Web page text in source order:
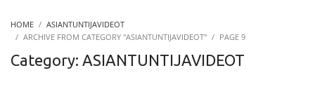
HOME
ASIANTUNTIJAVIDEOT
ARCHIVE FROM CATEGORY "ASIANTUNTIJAVIDEOT"
PAGE 9
Category: ASIANTUNTIJAVIDEOT